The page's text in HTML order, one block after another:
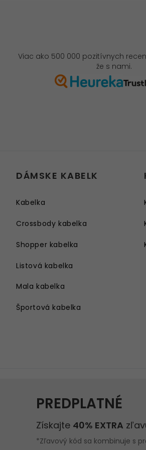
Viac ako 500 000 pozitívnych
že s nami.
DÁMSKE KABELK
Kabelka
Crossbody kabelka
Shopper kabelka
Listová kabelka
Mala kabelka
Športová kabelka